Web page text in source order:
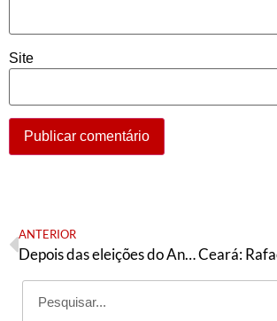
Site
ANTERIOR
Depois das eleições do Andes-SN nada será como antes